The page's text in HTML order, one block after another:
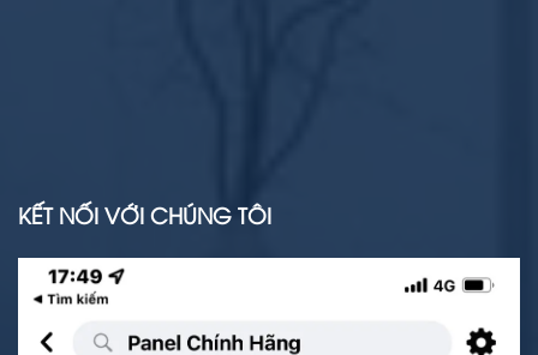
KẾT NỐI VỚI CHÚNG TÔI